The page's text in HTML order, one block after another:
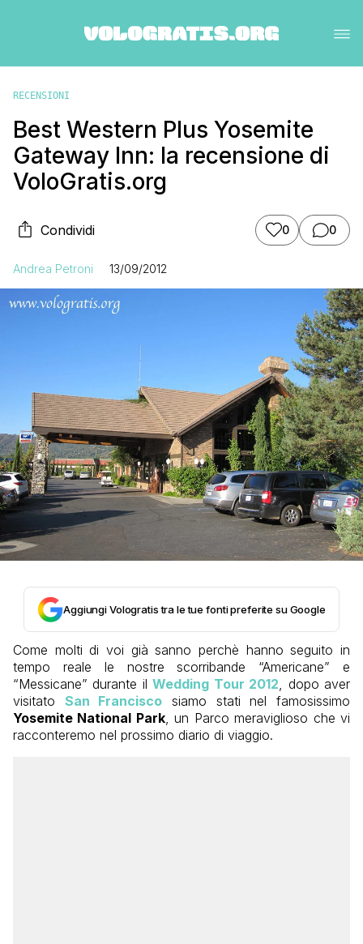
RECENSIONI
Best Western Plus Yosemite
Gateway Inn: la recensione di
VoloGratis.org
Condividi 0 0
Andrea Petroni 13/09/2012
Aggiungi Vologratis tra le tue fonti preferite su Google
Come molti di voi già sanno perchè hanno seguito in
tempo reale le nostre scorribande “Americane” e
“Messicane” durante ilWedding Tour 2012 , dopo aver
visitato San Francisco siamo stati nel famosissimo
Yosemite National Park, un Parco meraviglioso che vi
racconteremo nel prossimo diario di viaggio.